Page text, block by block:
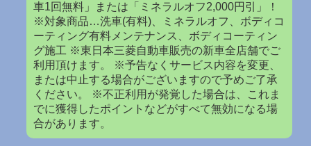
車1回無料」または「ミネラルオフ2,000円引」！
※対象商品…洗車(有料)、ミネラルオフ、ボディコ
ーティング有料メンテナンス、ボディコーティン
グ施工 ※東日本三菱自動車販売の新車全店舗でご
利用頂けます。 ※予告なくサービス内容を変更、
または中止する場合がございますので予めご了承
ください。 ※不正利用が発覚した場合は、これま
でに獲得したポイントなどがすべて無効になる場
合があります。